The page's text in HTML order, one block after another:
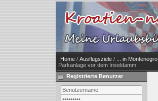
Home / Ausflugsziele / ... in Montenegro
Parkanlage vor dem Inseldamm
Registrierte Benutzer